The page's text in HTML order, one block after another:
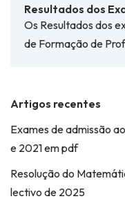
Resultados dos
Os Resultados dos
de Formação de
Artigos recentes
Exames de admissão
e 2021 em pdf
Resolução do
lectivo de 2025